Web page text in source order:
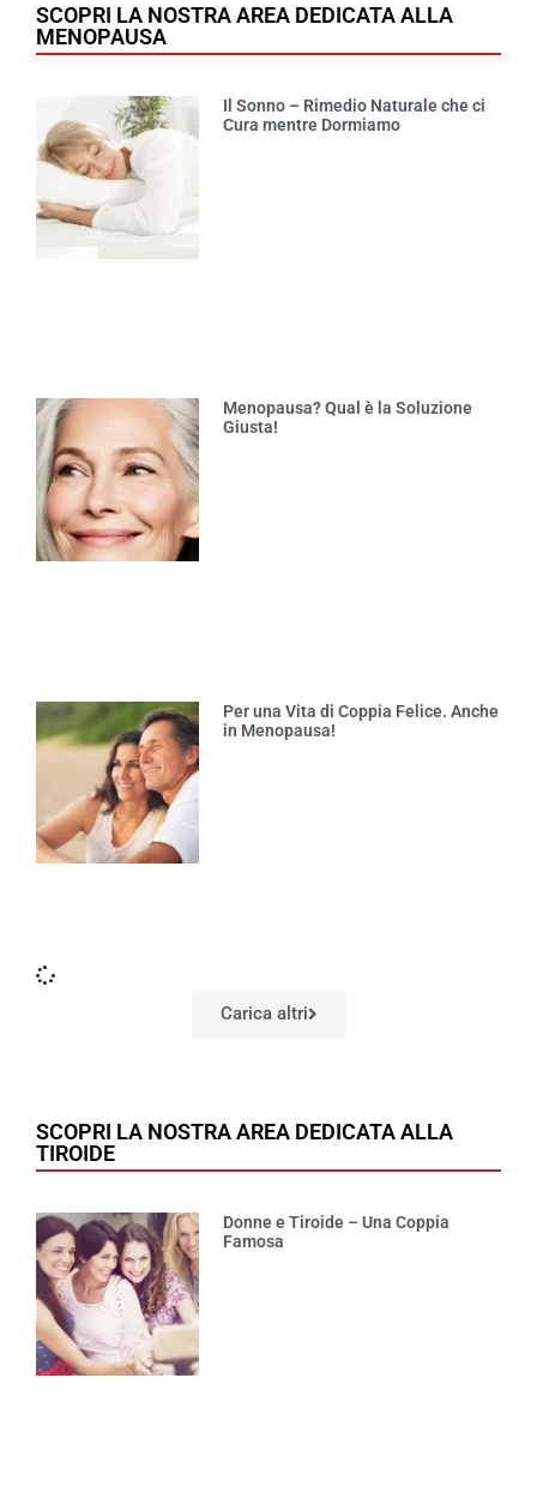
SCOPRI LA NOSTRA AREA DEDICATA ALLA
MENOPAUSA
Il Sonno – Rimedio Naturale che ci
Cura mentre Dormiamo
Menopausa? Qual è la Soluzione
Giusta!
Per una Vita di Coppia Felice. Anche
in Menopausa!
Carica altri
SCOPRI LA NOSTRA AREA DEDICATA ALLA
TIROIDE
Donne e Tiroide – Una Coppia
Famosa